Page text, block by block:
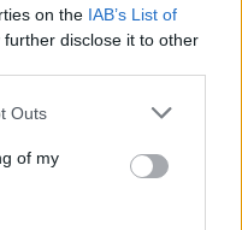
on the IAB’s List of
further disclose it to other
Outs
of my